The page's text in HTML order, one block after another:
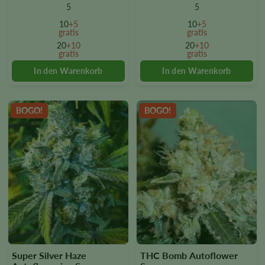
5
10+5
gratis
20+10
gratis
chosen
the
product
page
5
10+5
gratis
20+10
gratis
chosen
the
product
page
BOGO!
Super Silver Haze
BOGO!
THC Bomb Autoflower